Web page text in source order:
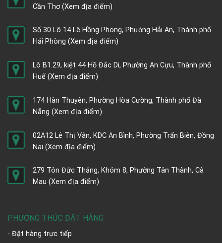
Cần Thơ(Xem địa điểm)
Số 30 Lô 14 Lê Hồng Phong, Phường Hải An, Thành phố
Hải Phòng (Xem địa điểm)
Lô B1.29, kiệt 44 Hồ Đắc Di, Phường An Cựu, Thành phố
Huế (Xem địa điểm)
174 Hàn Thuyên, Phường Hòa Cường, Thành phố Đà
Nẵng (Xem địa điểm)
02A12 Lê Thị Vân, KDC An Bình, Phường Trấn Biên, Đồng
Nai (Xem địa điểm)
279 Tôn Đức Thắng, Khóm 8, Phường Tân Thành, Cà
Mau (Xem địa điểm)
PHƯƠNG THỨC ĐẶT HÀNG
- Đặt hàng trực tiếp